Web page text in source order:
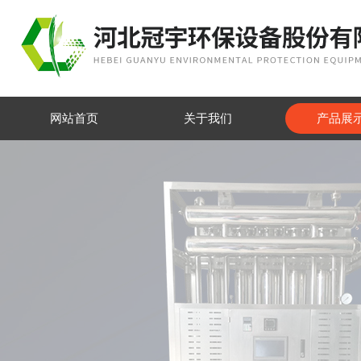
网站首页 关于我们 产品展